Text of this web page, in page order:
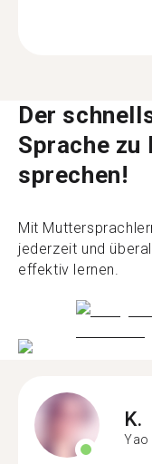
Der
Sprache zu
sprechen!
Mit
jederzeit und
effektiv lernen.
K.
Yao